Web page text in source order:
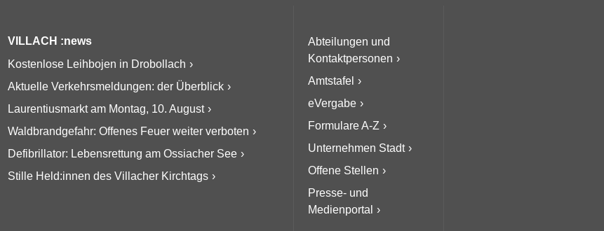
VILLACH :news
Kostenlose Leihbojen in Drobollach
Aktuelle Verkehrsmeldungen: der Überblick
Laurentiusmarkt am Montag, 10. August
Waldbrandgefahr: Offenes Feuer weiter verboten
Defibrillator: Lebensrettung am Ossiacher See
Stille Held:innen des Villacher Kirchtags
Abteilungen und
Kontaktpersonen
Amtstafel
eVergabe
Formulare A-Z
Unternehmen Stadt
Offene Stellen
Presse- und
Medienportal